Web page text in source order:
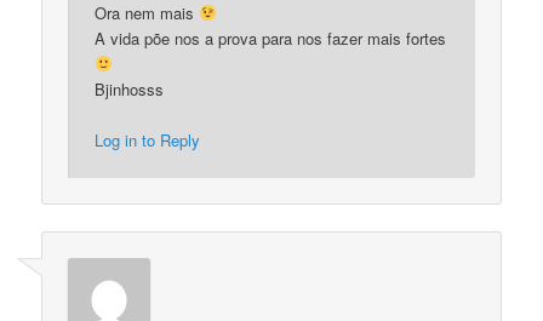
Ora nem mais
A vida põe nos a prova para nos fazer mais fortes
Bjinhosss
Log in to Reply